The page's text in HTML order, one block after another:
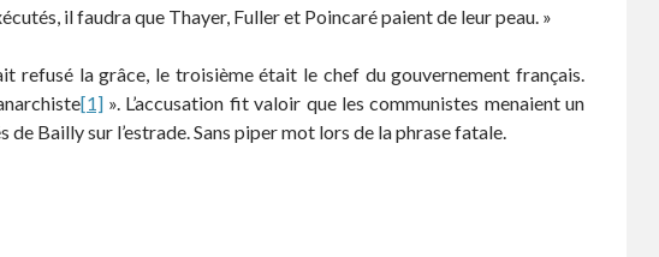
il faudra que Thayer, Fuller et Poincaré paient de leur peau. »
refusé la grâce, le troisième était le chef du gouvernement français.
[1]». L’accusation fit valoir que les communistes menaient un
Bailly sur l’estrade. Sans piper mot lors de la phrase fatale.